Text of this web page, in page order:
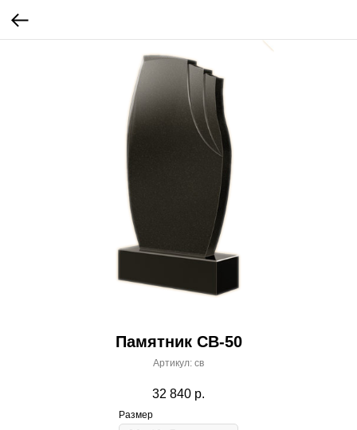
Памятник СВ-50
Артикул: св
32 840 р.
Размер